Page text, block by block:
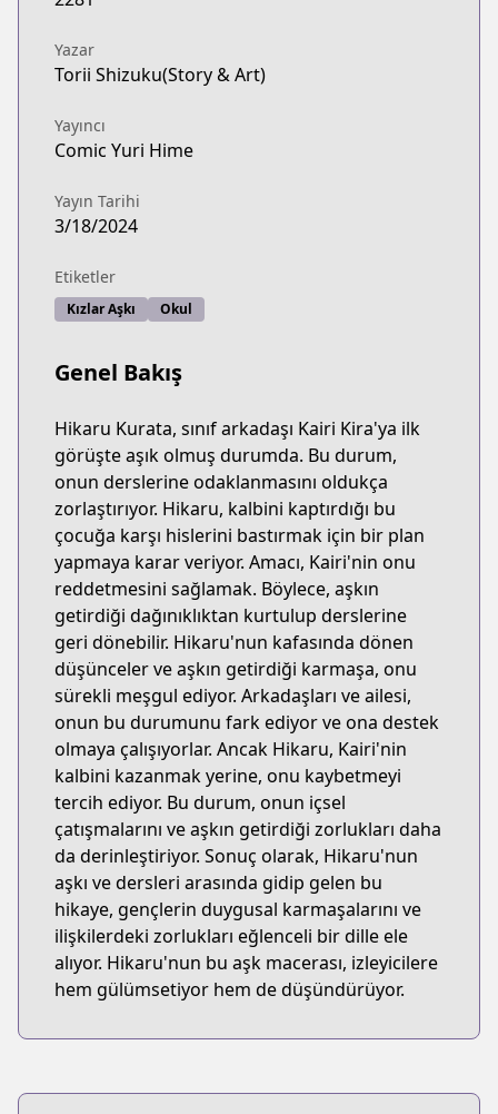
Yazar
Torii Shizuku(Story & Art)
Yayıncı
Comic Yuri Hime
Yayın Tarihi
3/18/2024
Etiketler
Kızlar Aşkı Okul
Genel Bakış
Hikaru Kurata, sınıf arkadaşı Kairi Kira'ya ilk
görüşte aşık olmuş durumda. Bu durum,
onun derslerine odaklanmasını oldukça
zorlaştırıyor. Hikaru, kalbini kaptırdığı bu
çocuğa karşı hislerini bastırmak için bir plan
yapmaya karar veriyor. Amacı, Kairi'nin onu
reddetmesini sağlamak. Böylece, aşkın
getirdiği dağınıklıktan kurtulup derslerine
geri dönebilir. Hikaru'nun kafasında dönen
düşünceler ve aşkın getirdiği karmaşa, onu
sürekli meşgul ediyor. Arkadaşları ve ailesi,
onun bu durumunu fark ediyor ve ona destek
olmaya çalışıyorlar. Ancak Hikaru, Kairi'nin
kalbini kazanmak yerine, onu kaybetmeyi
tercih ediyor. Bu durum, onun içsel
çatışmalarını ve aşkın getirdiği zorlukları daha
da derinleştiriyor. Sonuç olarak, Hikaru'nun
aşkı ve dersleri arasında gidip gelen bu
hikaye, gençlerin duygusal karmaşalarını ve
ilişkilerdeki zorlukları eğlenceli bir dille ele
alıyor. Hikaru'nun bu aşk macerası, izleyicilere
hem gülümsetiyor hem de düşündürüyor.